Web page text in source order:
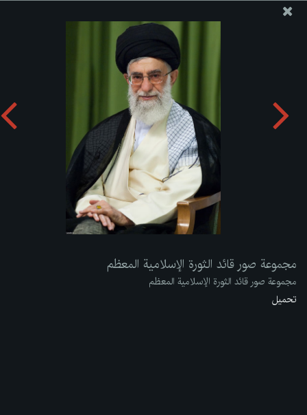
موقع مکتب سماحة القائد آية الله العظمى الخامنئي
مجموعة صور قائد الثورة الإسلامية المعظم
مجموعة صور قائد الثورة الإسلامية المعظم
مجموعة صور قائد الثورة الإسلامية المعظم
تحميل